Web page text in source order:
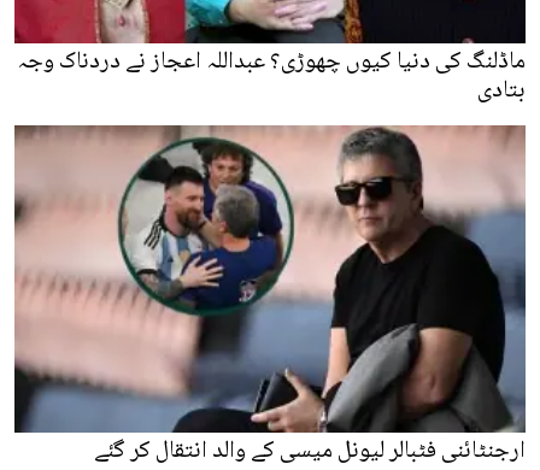
ماڈلنگ کی دنیا کیوں چھوڑی؟ عبداللہ اعجاز نے دردناک وجہ
بتادی
ارجنٹائنی فٹبالر لیونل میسی کے والد انتقال کر گئے